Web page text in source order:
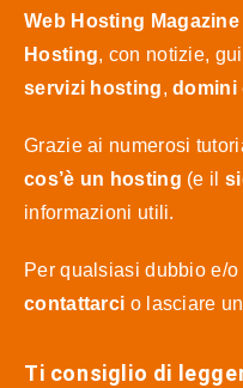
Web Hosting Magazine
Hosting, con notizie,
servizi hosting,domini
Grazie ai numerosi
cos’è un hosting (e il
informazioni utili.
Per qualsiasi dubbio e/
contattarci o lasciare
Ti consiglio di